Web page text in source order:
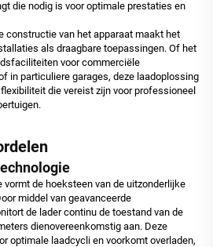
die nodig is voor optimale prestaties en
constructie van het apparaat maakt het
als draagbare toepassingen. Of het
voor commerciële
in particuliere garages, deze laadoplossing
die vereist zijn voor professioneel
de hoeksteen van de uitzonderlijke
middel van geavanceerde
de lader continu de toestand van de
dienovereenkomstig aan. Deze
optimale laadcycli en voorkomt overladen,